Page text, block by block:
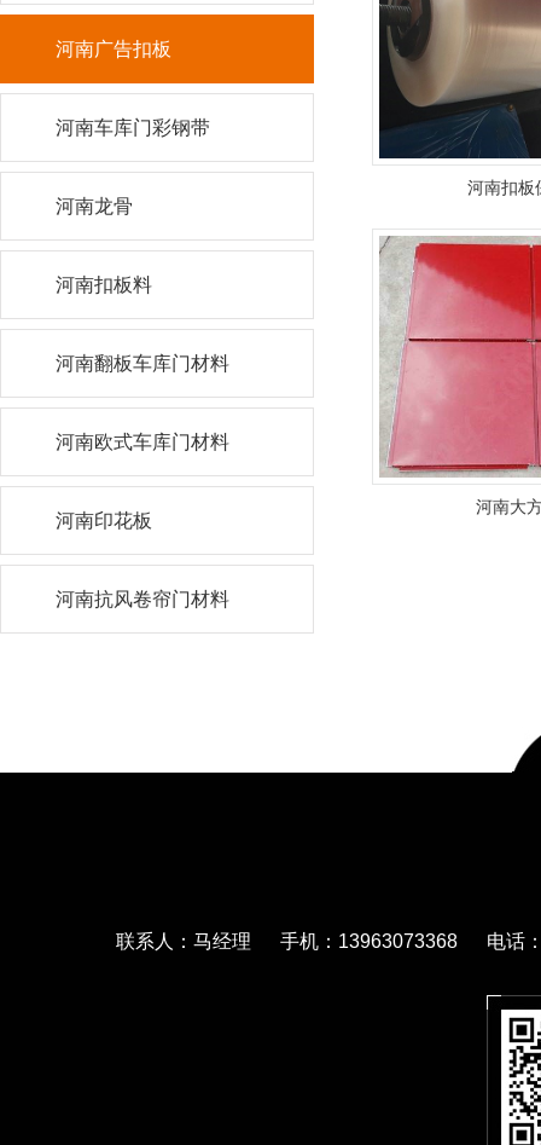
河南扣板
河南大
河南广告扣板
河南车库门彩钢带
河南龙骨
河南扣板料
河南翻板车库门材料
河南欧式车库门材料
河南印花板
河南抗风卷帘门材料
联系人：马经理 手机：13963073368 电话